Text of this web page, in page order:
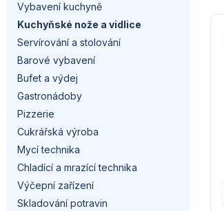
Vybavení kuchyně
Kuchyňské nože a vidlice
Servírování a stolování
Barové vybavení
Bufet a výdej
Gastronádoby
Pizzerie
Cukrářská výroba
Mycí technika
Chladící a mrazící technika
Výčepní zařízení
Skladování potravin
V